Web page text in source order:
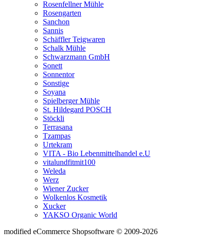
Rosenfellner Mühle
Rosengarten
Sanchon
Sannis
Schäffler Teigwaren
Schalk Mühle
Schwarzmann GmbH
Sonett
Sonnentor
Sonstige
Soyana
Spielberger Mühle
St. Hildegard POSCH
Stöckli
Terrasana
Tzampas
Urtekram
VITA - Bio Lebenmittelhandel e.U
vitalundfitmit100
Weleda
Werz
Wiener Zucker
Wolkenlos Kosmetik
Xucker
YAKSO Organic World
modified eCommerce Shopsoftware © 2009-2026